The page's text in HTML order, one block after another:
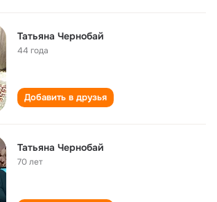
Татьяна Чернобай
44 года
Добавить в друзья
Татьяна Чернобай
70 лет